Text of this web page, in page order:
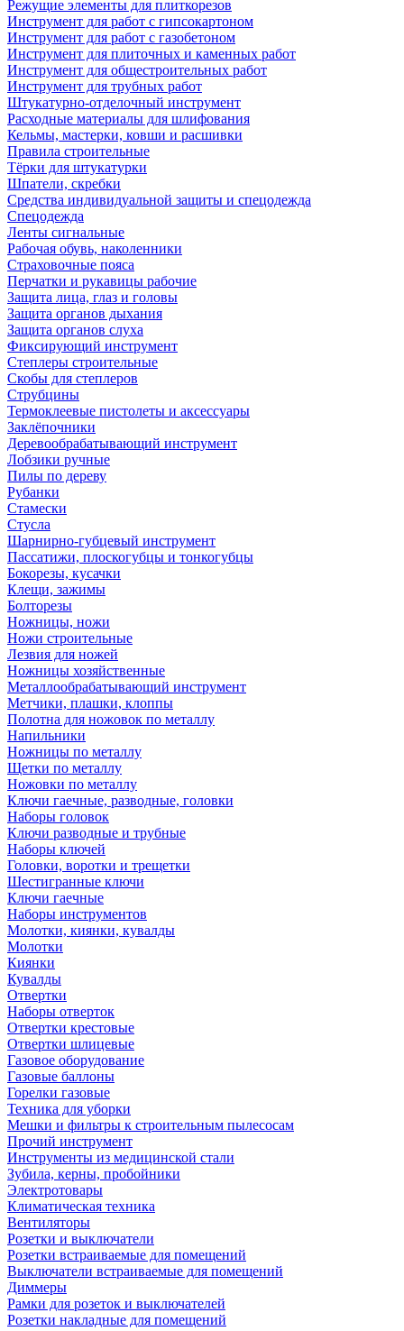
Режущие элементы для плиткорезов
Инструмент для работ с гипсокартоном
Инструмент для работ с газобетоном
Инструмент для плиточных и каменных работ
Инструмент для общестроительных работ
Инструмент для трубных работ
Штукатурно-отделочный инструмент
Расходные материалы для шлифования
Кельмы, мастерки, ковши и расшивки
Правила строительные
Тёрки для штукатурки
Шпатели, скребки
Средства индивидуальной защиты и спецодежда
Спецодежда
Ленты сигнальные
Рабочая обувь, наколенники
Страховочные пояса
Перчатки и рукавицы рабочие
Защита лица, глаз и головы
Защита органов дыхания
Защита органов слуха
Фиксирующий инструмент
Степлеры строительные
Скобы для степлеров
Струбцины
Термоклеевые пистолеты и аксессуары
Заклёпочники
Деревообрабатывающий инструмент
Лобзики ручные
Пилы по дереву
Рубанки
Стамески
Стусла
Шарнирно-губцевый инструмент
Пассатижи, плоскогубцы и тонкогубцы
Бокорезы, кусачки
Клещи, зажимы
Болторезы
Ножницы, ножи
Ножи строительные
Лезвия для ножей
Ножницы хозяйственные
Металлообрабатывающий инструмент
Метчики, плашки, клоппы
Полотна для ножовок по металлу
Напильники
Ножницы по металлу
Щетки по металлу
Ножовки по металлу
Ключи гаечные, разводные, головки
Наборы головок
Ключи разводные и трубные
Наборы ключей
Головки, воротки и трещетки
Шестигранные ключи
Ключи гаечные
Наборы инструментов
Молотки, киянки, кувалды
Молотки
Киянки
Кувалды
Отвертки
Наборы отверток
Отвертки крестовые
Отвертки шлицевые
Газовое оборудование
Газовые баллоны
Горелки газовые
Техника для уборки
Мешки и фильтры к строительным пылесосам
Прочий инструмент
Инструменты из медицинской стали
Зубила, керны, пробойники
Электротовары
Климатическая техника
Вентиляторы
Розетки и выключатели
Розетки встраиваемые для помещений
Выключатели встраиваемые для помещений
Диммеры
Рамки для розеток и выключателей
Розетки накладные для помещений